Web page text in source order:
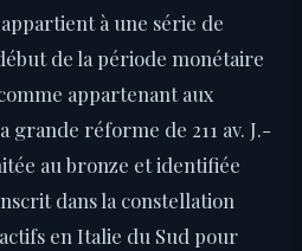
à une série de
de la période monétaire
appartenant aux
grande réforme de 211 av. J.-
au bronze et identifiée
dans la constellation
en Italie du Sud pour